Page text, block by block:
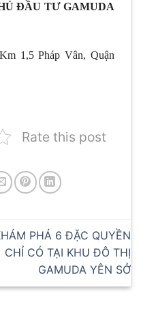
ĐẦU TƯ GAMUDA
1,5 Pháp Vân, Quận
Rate this post
PHÁ 6 ĐẶC QUYỀN
CHỈ CÓ TẠI KHU ĐÔ THỊ
GAMUDA YÊN SỞ